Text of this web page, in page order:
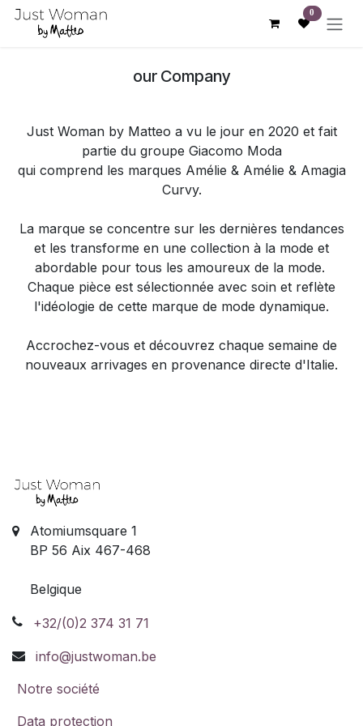
Se rendre au contenu 0
our Company
Just Woman by Matteo a vu le jour en 2020 et fait
partie du groupe Giacomo Moda
qui comprend les marques Amélie & Amélie & Amagia
Curvy.
La marque se concentre sur les dernières tendances
et les transforme en une collection à la mode et
abordable pour tous les amoureux de la mode.
Chaque pièce est sélectionnée avec soin et reflète
l'idéologie de cette marque de mode dynamique.
Accrochez-vous et découvrez chaque semaine de
nouveaux arrivages en provenance directe d'Italie.
Atomiumsquare 1
BP 56 Aix 467-468
Belgique
+32/(0)2 374 31 71
info@justwoman.be
Notre société
Data protection